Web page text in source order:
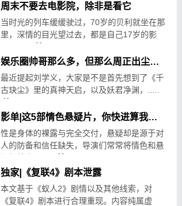
周末不要去电影院，除非是看它
当时光的列车缓缓驶过，70岁的贝利就坐在那
里，深情的目光望过去，都是自己17岁的影
娱乐圈帅哥那么多，但那么周正出尘的，刘学义算独一份
最近提起刘学义，大家是不是首先想到了《千
古玦尘》里的真神天启，以及妖君净渊，.....
影单|这5部情色悬疑片，你快进算我输（附资源）
性是身体的裸露与完全交付，悬疑却是源于对
人的防备和信任缺失，导演们常常将情色和悬
独家|《复联4》剧本泄露
本文基于《蚁人2》剧情以及其他线索，对
《复联4》剧本进行合理重现。内容纯属虚